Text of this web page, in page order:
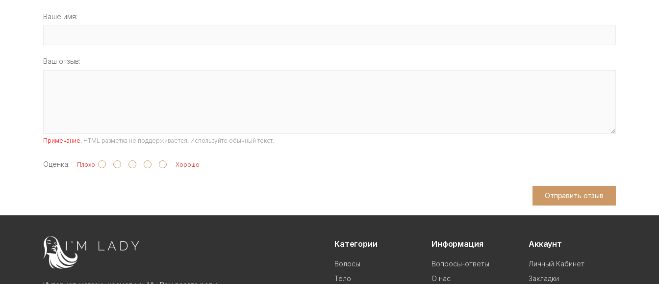
Ваше имя:
Ваш отзыв:
Примечание: HTML разметка не поддерживается! Используйте обычный текст.
Оценка: Плохо Хорошо
Отправить отзыв
Категории
Волосы
Тело
Информация
Вопросы-ответы
О нас
Аккаунт
Личный Кабинет
Закладки